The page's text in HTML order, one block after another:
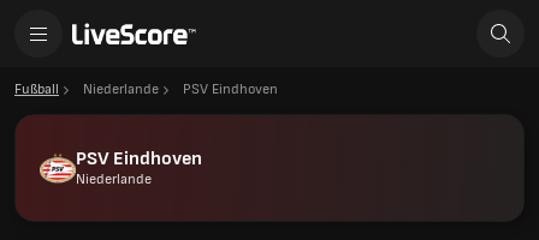
Fußball Niederlande PSV Eindhoven
PSV Eindhoven
Niederlande